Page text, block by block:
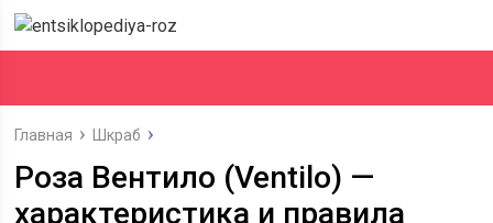
Главная Шкраб
Роза Вентило (Ventilo) —
характеристика и правила